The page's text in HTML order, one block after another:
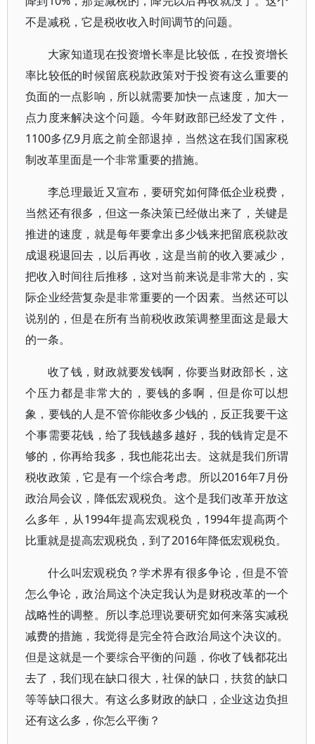
不是减税，它是税收收入时间调节的问题。
大家知道现在投资增长率是比较低，在投资增长
率比较低的时候留底税款政策对于投资有这么重要的
负面的一点影响，所以就需要加快一点速度，加大一
点力度来解决这个问题。今年财政部已经发了文件，
1100多亿9月底之前全部退掉，当然这在我们国家税
制改革里面是一个非常重要的措施。
李总理最近又宣布，要研究如何降低企业税费，
当然还有很多，但这一条决策已经做出来了，关键是
推进的速度，就是每年要拿出多少钱来把留底税款改
成退税退回去，以后再收，这是当前的收入要减少，
把收入时间往后推移，这对当前来说是非常大的，实
际企业经营复杂是非常重要的一个因素。当然还可以
说别的，但是在所有当前税收政策调整里面这是最大
的一条。
收了钱，财政就要发钱啊，你要当财政部长，这
个压力都是非常大的，要钱的多啊，但是你可以想
象，要钱的人是不管你能收多少钱的，反正我要干这
个事需要花钱，给了我钱越多越好，我的钱肯定是不
够的，你再给我多，我也能花出去。这就是我们所谓
税收政策，它是有一个综合考虑。所以2016年7月份
政治局会议，降低宏观税负。这个是我们改革开放这
么多年，从1994年提高宏观税负，1994年提高两个
比重就是提高宏观税负，到了2016年降低宏观税负。
什么叫宏观税负？学术界有很多争论，但是不管
怎么争论，政治局这个决定我认为是财税改革的一个
战略性的调整。所以李总理说要研究如何来落实减税
减费的措施，我觉得是完全符合政治局这个决议的。
但是这就是一个要综合平衡的问题，你收了钱都花出
去了，我们现在缺口很大，社保的缺口，扶贫的缺口
等等缺口很大。有这么多财政的缺口，企业这边负担
还有这么多，你怎么平衡？